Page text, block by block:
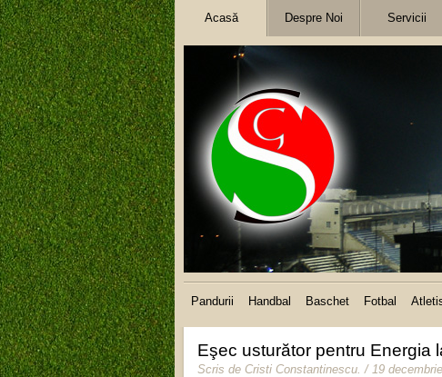
Acasă Despre Noi Servicii
Pandurii Handbal Baschet Fotbal
Eşec usturător pentru Energia
Scris de Cristi Constantinescu. / 19